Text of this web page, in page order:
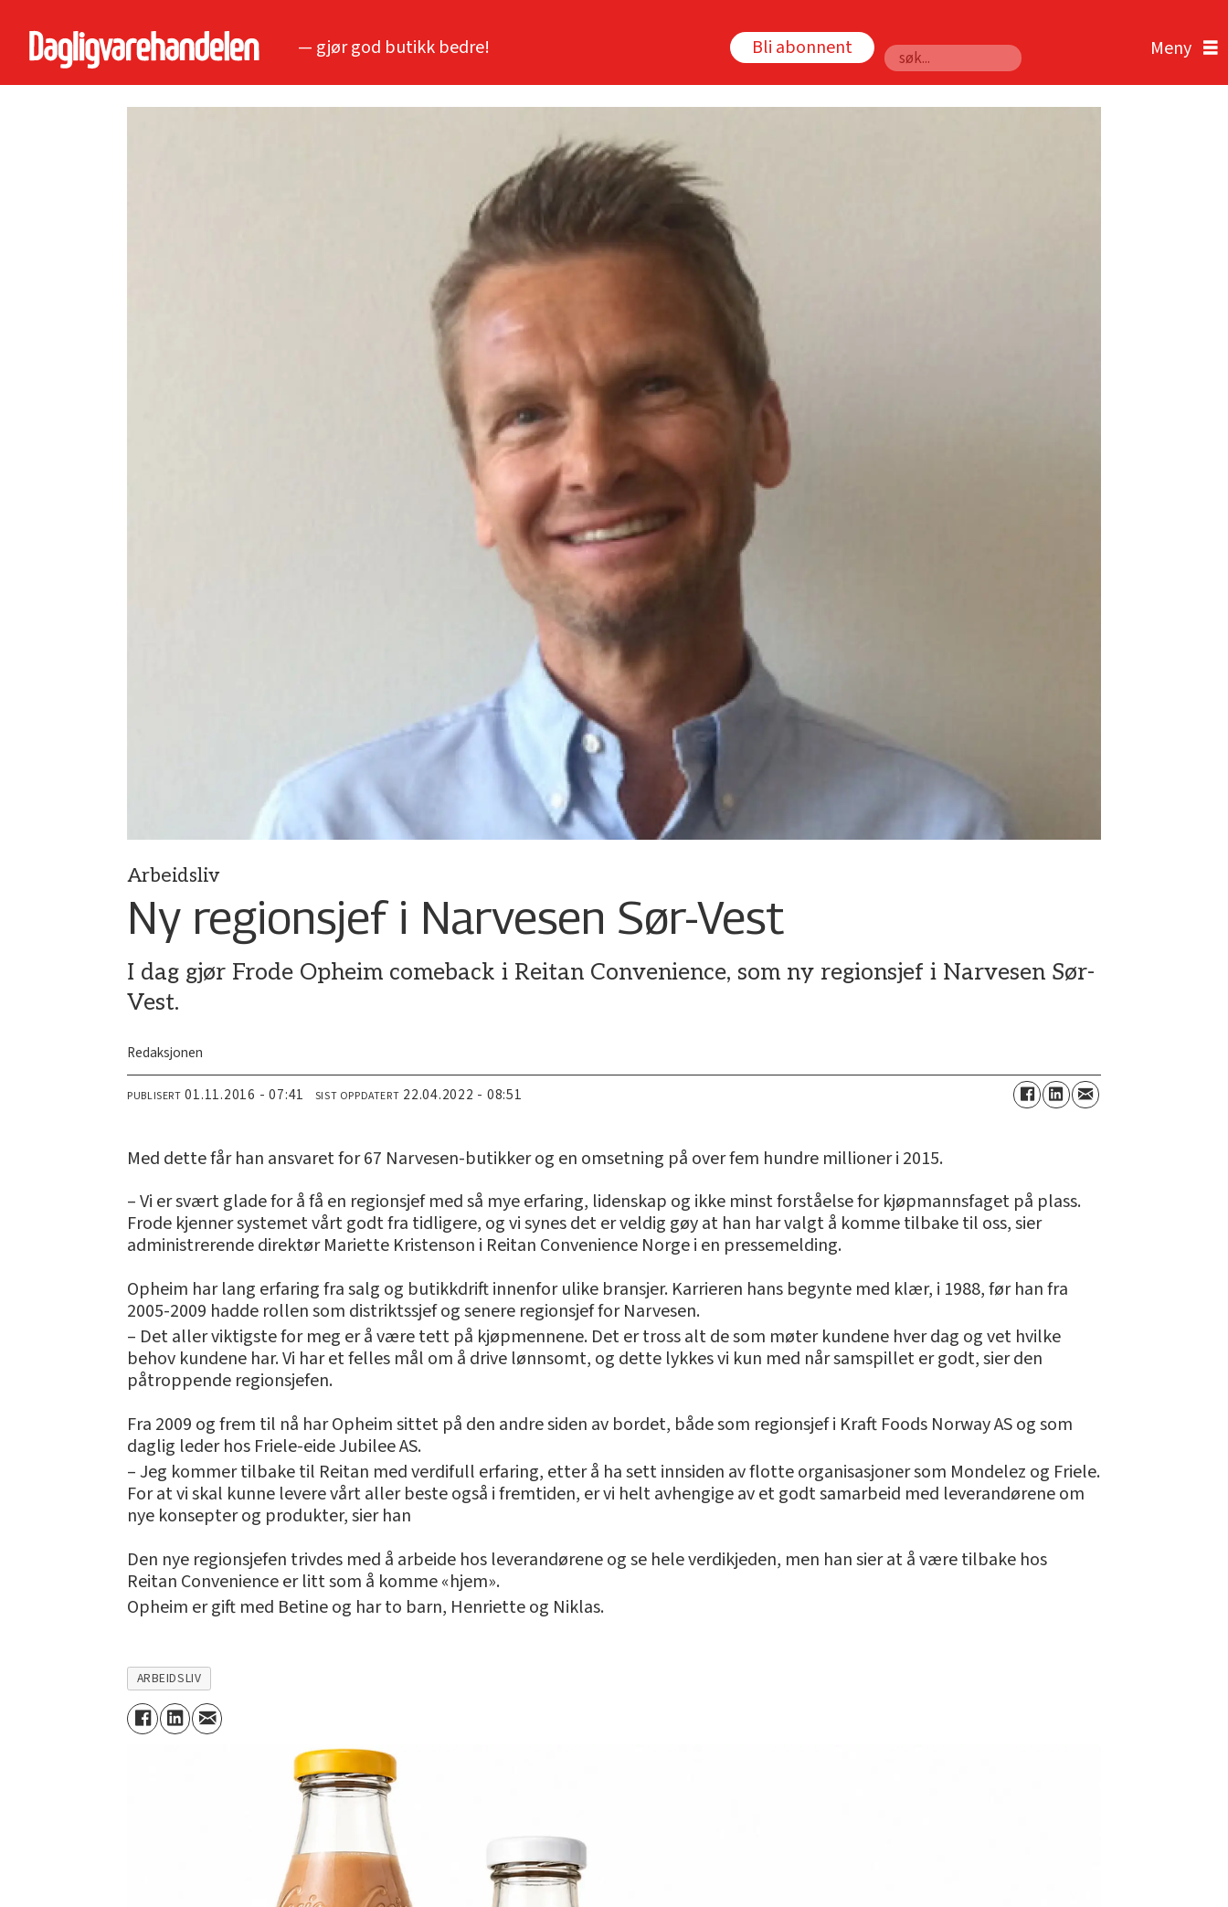
— gjør god butikk bedre! Bli abonnent
Søk
Arbeidsliv
Ny regionsjef i Narvesen Sør-Vest
I dag gjør Frode Opheim comeback i Reitan Convenience, som ny regionsjef i Narvesen Sør-
Vest.
Redaksjonen
PUBLISERT 01.11.2016 - 07:41 SIST OPPDATERT 22.04.2022 - 08:51
Med dette får han ansvaret for 67 Narvesen-butikker og en omsetning på over fem hundre millioner i 2015.
– Vi er svært glade for å få en regionsjef med så mye erfaring, lidenskap og ikke minst forståelse for kjøpmannsfaget på plass.
Frode kjenner systemet vårt godt fra tidligere, og vi synes det er veldig gøy at han har valgt å komme tilbake til oss, sier
administrerende direktør Mariette Kristenson i Reitan Convenience Norge i en pressemelding.
Opheim har lang erfaring fra salg og butikkdrift innenfor ulike bransjer. Karrieren hans begynte med klær, i 1988, før han fra
2005-2009 hadde rollen som distriktssjef og senere regionsjef for Narvesen.
– Det aller viktigste for meg er å være tett på kjøpmennene. Det er tross alt de som møter kundene hver dag og vet hvilke
behov kundene har. Vi har et felles mål om å drive lønnsomt, og dette lykkes vi kun med når samspillet er godt, sier den
påtroppende regionsjefen.
Fra 2009 og frem til nå har Opheim sittet på den andre siden av bordet, både som regionsjef i Kraft Foods Norway AS og som
daglig leder hos Friele-eide Jubilee AS.
– Jeg kommer tilbake til Reitan med verdifull erfaring, etter å ha sett innsiden av flotte organisasjoner som Mondelez og Friele.
For at vi skal kunne levere vårt aller beste også i fremtiden, er vi helt avhengige av et godt samarbeid med leverandørene om
nye konsepter og produkter, sier han
Den nye regionsjefen trivdes med å arbeide hos leverandørene og se hele verdikjeden, men han sier at å være tilbake hos
Reitan Convenience er litt som å komme «hjem».
Opheim er gift med Betine og har to barn, Henriette og Niklas.
ARBEIDSLIV